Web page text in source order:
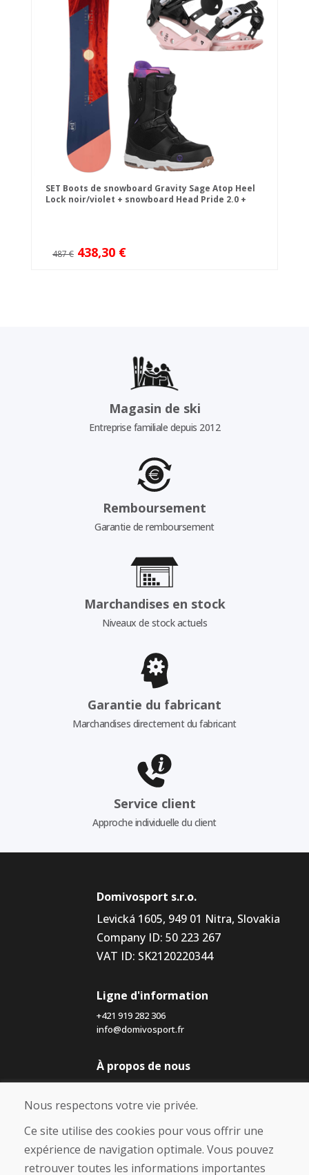
SET Boots de snowboard Gravity Sage Atop Heel
Lock noir/violet + snowboard Head Pride 2.0 +
487 € 438,30 €
Magasin de ski
Entreprise familiale depuis 2012
Remboursement
Garantie de remboursement
Marchandises en stock
Niveaux de stock actuels
Garantie du fabricant
Marchandises directement du fabricant
Service client
Approche individuelle du client
Domivosport s.r.o.
Levická 1605, 949 01 Nitra, Slovakia
Company ID: 50 223 267
VAT ID: SK2120220344
Ligne d'information
+421 919 282 306
info@domivosport.fr
À propos de nous
Blog
À propos de nous
Contact
Achat
Nous respectons votre vie privée.
Ce site utilise des cookies pour vous offrir une
expérience de navigation optimale. Vous pouvez
retrouver toutes les informations importantes